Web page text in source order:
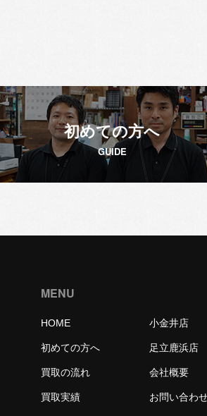
初めての方へ
GUIDE
MENU
HOME
初めての方へ
買取の流れ
買取実績
小金井店
足立鹿浜店
会社概要
お問い合わ